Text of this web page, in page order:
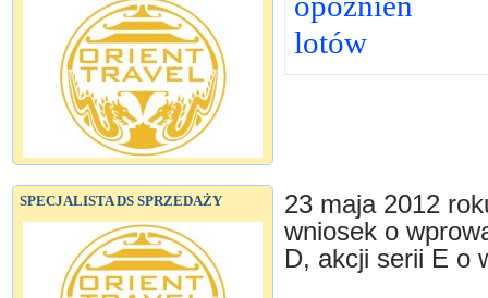
SPECJALISTA DS SPRZEDAŻY
lotów
23 maja 2012
wniosek o
D, akcji serii E o